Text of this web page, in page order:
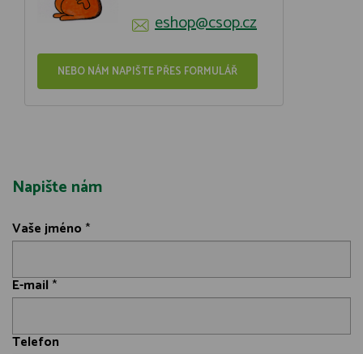
eshop@csop.cz
NEBO NÁM NAPIŠTE PŘES FORMULÁŘ
Napište nám
Vaše jméno *
E-mail *
Telefon